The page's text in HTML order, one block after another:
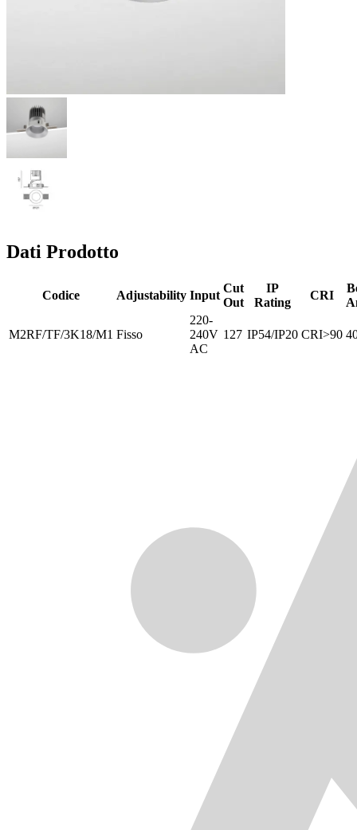
Dati Prodotto
Codice Adjustability Input
Cut
Out
IP
Rating
CRI
M2RF/TF/3K18/M1 Fisso
220-
240V
AC
127 IP54/IP20 CRI>90